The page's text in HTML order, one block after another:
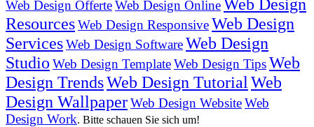
Web Design OfferteWeb Design OnlineWeb Design
ResourcesWeb Design ResponsiveWeb Design
ServicesWeb Design SoftwareWeb Design
Studio Web Design TemplateWeb Design TipsWeb
Design TrendsWeb Design Tutorial Web
Design WallpaperWeb Design WebsiteWeb
Design Work. Bitte schauen Sie sich um!